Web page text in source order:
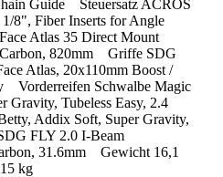
Guide Steuersatz ACROS
8", Fiber Inserts for Angle
Atlas 35 Direct Mount
Carbon, 820mm Griffe SDG
Atlas, 20x110mm Boost /
Vorderreifen Schwalbe Magic
Gravity, Tubeless Easy, 2.4
Addix Soft, Super Gravity,
FLY 2.0 I-Beam
31.6mm Gewicht 16,1
kg